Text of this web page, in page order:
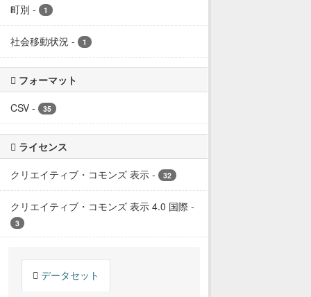
町別 - 1
社会移動状況 - 1
フォーマット
CSV - 35
ライセンス
クリエイティブ・コモンズ 表示 - 32
クリエイティブ・コモンズ 表示 4.0 国際 -
3
データセット